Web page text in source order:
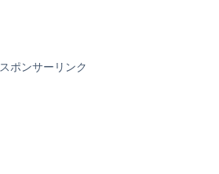
スポンサーリンク